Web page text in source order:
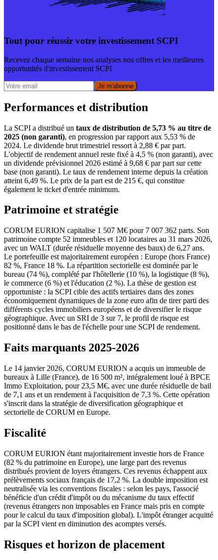
Tout pour réussir votre investissement SCPI
Recevez chaque semaine nos analyses nos offres et les meilleures
opportunités d'investissement SCPI
Je m'abonne
Performances et distribution
La SCPI a distribué un taux de distribution de 5,73 % au titre de
2025 (non garanti), en progression par rapport aux 5,53 % de
2024. Le dividende brut trimestriel ressort à 2,88 € par part.
L'objectif de rendement annuel reste fixé à 4,5 % (non garanti), avec
un dividende prévisionnel 2026 estimé à 9,68 € par part sur cette
base (non garanti). Le taux de rendement interne depuis la création
atteint 6,49 %. Le prix de la part est de 215 €, qui constitue
également le ticket d'entrée minimum.
Patrimoine et stratégie
CORUM EURION capitalise 1 507 M€ pour 7 007 362 parts. Son
patrimoine compte 52 immeubles et 120 locataires au 31 mars 2026,
avec un WALT (durée résiduelle moyenne des baux) de 6,27 ans.
Le portefeuille est majoritairement européen : Europe (hors France)
82 %, France 18 %. La répartition sectorielle est dominée par le
bureau (74 %), complété par l'hôtellerie (10 %), la logistique (8 %),
le commerce (6 %) et l'éducation (2 %). La thèse de gestion est
opportuniste : la SCPI cible des actifs tertiaires dans des zones
économiquement dynamiques de la zone euro afin de tirer parti des
différents cycles immobiliers européens et de diversifier le risque
géographique. Avec un SRI de 3 sur 7, le profil de risque est
positionné dans le bas de l'échelle pour une SCPI de rendement.
Faits marquants 2025-2026
Le 14 janvier 2026, CORUM EURION a acquis un immeuble de
bureaux à Lille (France), de 16 500 m², intégralement loué à BPCE
Immo Exploitation, pour 23,5 M€, avec une durée résiduelle de bail
de 7,1 ans et un rendement à l'acquisition de 7,3 %. Cette opération
s'inscrit dans la stratégie de diversification géographique et
sectorielle de CORUM en Europe.
Fiscalité
CORUM EURION étant majoritairement investie hors de France
(82 % du patrimoine en Europe), une large part des revenus
distribués provient de loyers étrangers. Ces revenus échappent aux
prélèvements sociaux français de 17,2 %. La double imposition est
neutralisée via les conventions fiscales : selon les pays, l'associé
bénéficie d'un crédit d'impôt ou du mécanisme du taux effectif
(revenus étrangers non imposables en France mais pris en compte
pour le calcul du taux d'imposition global). L'impôt étranger acquitté
par la SCPI vient en diminution des acomptes versés.
Risques et horizon de placement